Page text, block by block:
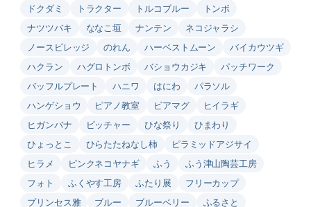
ドクダミ
トラクター トルコブルー
トンボ
ナツツバキ
ななこ垣 ナンテン
ネコジャラシ
ノースビレッジ
のれん ハーベストムーン
バイカウツギ
ハクラン
ハグロトンボ バショウカジキ
パッチワーク
バッフルプレート
ハニワ はにわ
パラソル
ハンゲショウ
ピアノ教室 ビアマグ
ヒイラギ
ヒガンバナ
ピッチャー ひな祭り
ひまわり
ひょっとこ
ひらたたねなし柿
ピラミッドアジサイ
ヒラメ
ピンクネコヤナギ ふう
ふう津山陶芸工房
フォト
ふくやす工房 ふたり展
フリーカップ
プリンセス雅
ブルー ブルーベリー
ふるさと